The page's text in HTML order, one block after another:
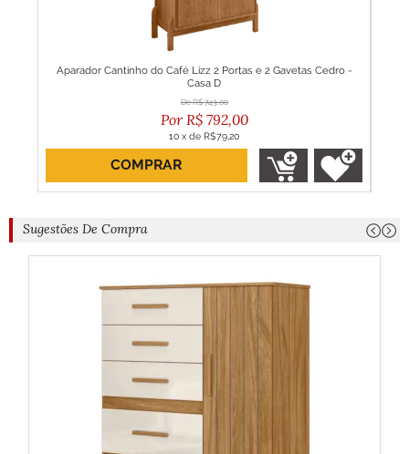
Aparador Cantinho do Café Lizz 2 Portas e 2 Gavetas Cedro -
Casa D
R$ 743,00
R$ 792,00
10 x de R$79,20
COMPRAR
Sugestões De Compra